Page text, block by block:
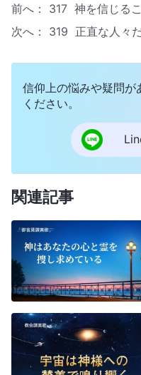
前へ： 317 神を信じる
次へ： 319 正直な人々
信仰上の悩みや疑問が
ください。
関連記事